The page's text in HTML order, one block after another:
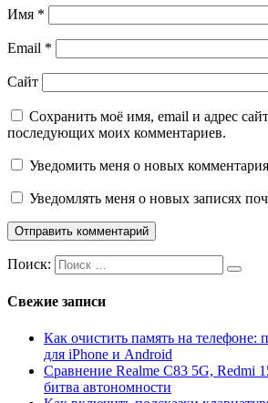
Имя *
Email *
Сайт
Сохранить моё имя, email и адрес
последующих моих комментариев.
Уведомить меня о новых
Уведомлять меня о новых записях
Поиск:
Свежие записи
Как очистить память на телефоне:
для iPhone и Android
Сравнение Realme C83 5G, Redmi
битва автономности